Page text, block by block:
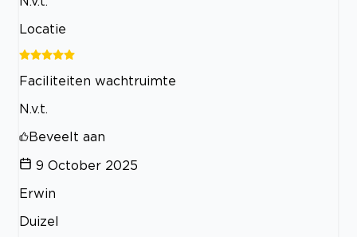
Locatie
Faciliteiten wachtruimte
N.v.t.
Beveelt aan
9 October 2025
Erwin
Duizel